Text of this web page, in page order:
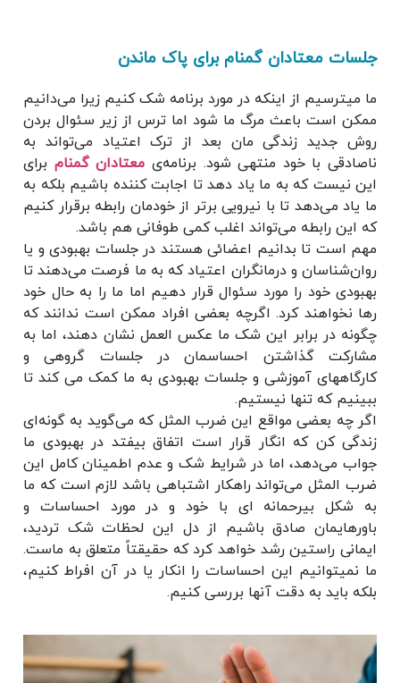
جلسات معتادان گمنام برای پاک ماندن
ما میترسیم از اینکه در مورد برنامه شک کنیم زیرا می‌دانیم
ممکن است باعث مرگ ما شود اما ترس از زیر سئوال بردن
روش جدید زندگی مان بعد از ترک اعتیاد می‌تواند به
ناصادقی با خود منتهی شود. برنامه‌ی معتادان گمنام برای
این نیست که به ما یاد دهد تا اجابت کننده باشیم بلکه به
ما یاد می‌دهد تا با نیرویی برتر از خودمان رابطه برقرار کنیم
که این رابطه می‌تواند اغلب کمی طوفانی هم باشد.
مهم است تا بدانیم اعضائی هستند در جلسات بهبودی و یا
روان‌شناسان و درمانگران اعتیاد که به ما فرصت می‌دهند تا
بهبودی خود را مورد سئوال قرار دهیم اما ما را به حال خود
رها نخواهند کرد. اگرچه بعضی افراد ممکن است ندانند که
چگونه در برابر این شک ما عکس العمل نشان دهند، اما به
مشارکت گذاشتن احساسمان در جلسات گروهی و
کارگاههای آموزشی و جلسات بهبودی به ما کمک می کند تا
ببینیم که تنها نیستیم.
اگر چه بعضی مواقع این ضرب المثل که می‌گوید به گونه‌ای
زندگی کن که انگار قرار است اتفاق بیفتد در بهبودی ما
جواب می‌دهد، اما در شرایط شک و عدم اطمینان کامل این
ضرب المثل می‌تواند راهکار اشتباهی باشد لازم است که ما
به شکل بیرحمانه ای با خود و در مورد احساسات و
باورهایمان صادق باشیم از دل این لحظات شک تردید،
ایمانی راستین رشد خواهد کرد که حقیقتاً متعلق به ماست.
ما نمیتوانیم این احساسات را انکار یا در آن افراط کنیم،
بلکه باید به دقت آنها بررسی کنیم.